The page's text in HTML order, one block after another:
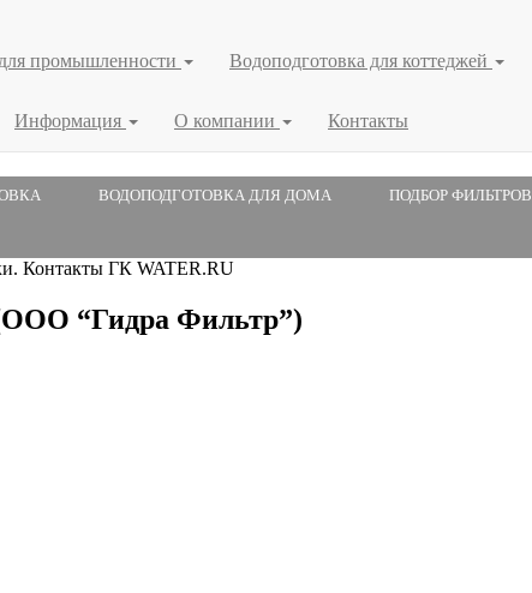
промышленности Водоподготовка для коттеджей
Информация О компании Контакты
ВОДОПОДГОТОВКА ДЛЯ ДОМА ПОДБОР ФИЛЬТРОВ
Контакты ГК WATER.RU
“Гидра Фильтр”)